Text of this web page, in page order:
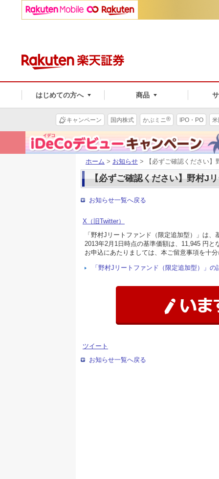
はじめての方へ 商品
キャンペーン 国内株式 かぶミニ® IPO・PO
ホーム > お知らせ > 【必ずご確認ください】
【必ずご確認ください】野村J
お知らせ一覧へ戻る
X（旧Twitter）
「野村Jリートファンド（限定追加型）」は
2013年2月1日時点の基準価額は、11,945 円
お申込にあたりましては、本ご留意事項を十
「野村Jリートファンド（限定追加型）」の
ツイート
お知らせ一覧へ戻る